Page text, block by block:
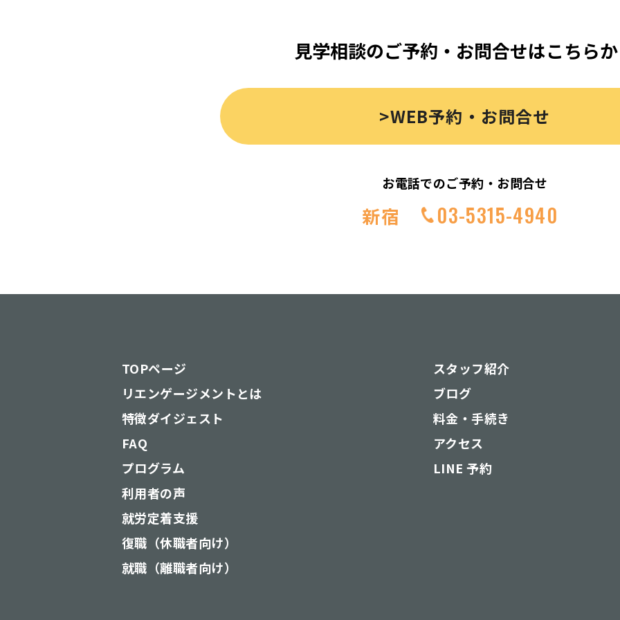
見学相談のご予約・お問合せはこちら
>WEB予約・お問合せ
お電話でのご予約・お問合せ
新宿 03-5315-4940
TOPページ
リエンゲージメントとは
特徴ダイジェスト
FAQ
プログラム
利用者の声
就労定着支援
復職（休職者向け）
就職（離職者向け）
スタッフ紹介
ブログ
料金・手続き
アクセス
LINE 予約